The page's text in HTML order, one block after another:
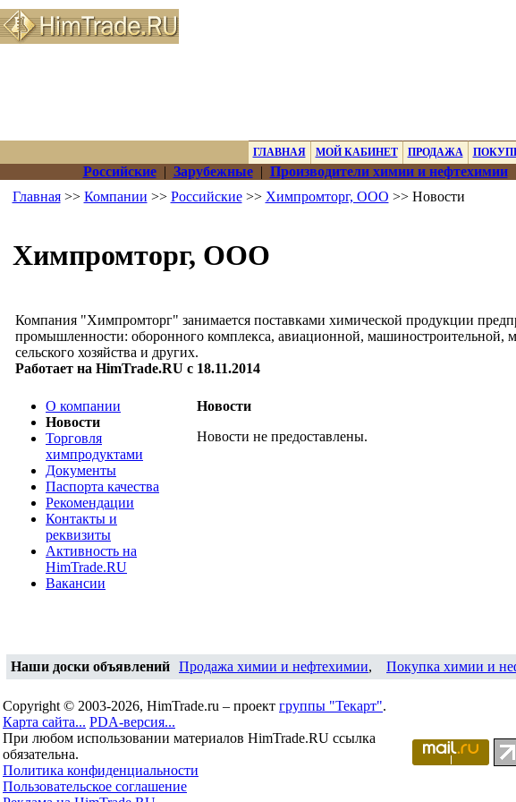
ГЛАВНАЯ МОЙ КАБИНЕТ ПРОДАЖА
Российские| Зарубежные| Производители химии и нефтехимии|
Главная>> Компании >> Российские>> Химпромторг, ООО >> Новости
Химпромторг, ООО
Компания "Химпромторг" занимается поставками химической продукции
промышленности: оборонного комплекса, авиационной, машиностроительной,
сельского хозяйства и других.
Работает на HimTrade.RU с 18.11.2014
О компании
Новости
Торговля
химпродуктами
Документы
Паспорта качества
Рекомендации
Контакты и
реквизиты
Активность на
HimTrade.RU
Вакансии
Новости
Новости не предоставлены.
Наши доски объявлений Продажа химии и нефтехимии, Покупка химии и
Copyright © 2003-2026, HimTrade.ru – проект группы "Текарт".
Карта сайта... PDA-версия...
При любом использовании материалов HimTrade.RU ссылка
обязательна.
Политика конфиденциальности
Пользовательское соглашение